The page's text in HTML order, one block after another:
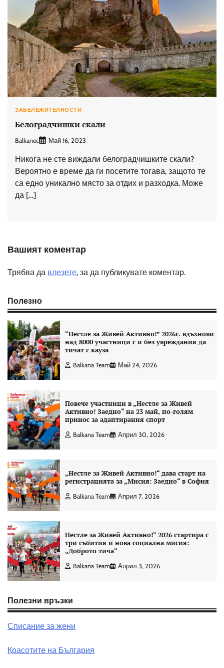
ЗАБЕЛЕЖИТЕЛНОСТИ
Белоградчишки скали
Balkanec Май 16, 2023
Никога не сте виждали белоградчишките скали?
Вероятно е време да ги посетите тогава, защото те
са едно уникално място за отдих и разходка. Може
да […]
Вашият коментар
Трябва да влезете, за да публикувате коментар.
Полезно
“Нестле за Живей Aктивно!” 2026г. вдъхнови
над 8000 участници с и без увреждания да
тичат с кауза
Balkana Team Май 24, 2026
Повече участници в „Нестле за Живей
Активно! Заедно“ на 23 май, по-голям
принос за адаптирания спорт
Balkana Team Април 30, 2026
„Нестле за Живей Активно!“ дава старт на
регистрацията за „Мисия: Заедно“ в София
Balkana Team Април 7, 2026
Нестле за Живей Активно!“ 2026 стартира с
три събития и нова социална мисия:
„Доброто тича“
Balkana Team Април 3, 2026
Полезни връзки
Списание за жени
Красотите на България